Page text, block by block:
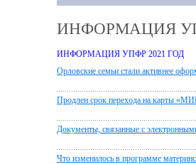
ИНФОРМАЦИЯ
ИНФОРМАЦИЯ УПФР 2021 ГОД
Орловские семьи стали активнее
Продлен срок перехода на карты
Документы, связанные с
Что изменилось в программе